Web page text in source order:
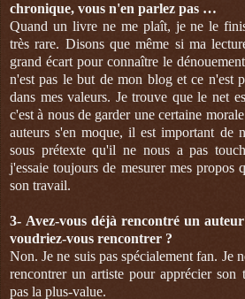
chronique, vous n'en parlez pas …
Quand un livre ne me plaît, je ne le
très rare. Disons que même si ma
grand écart pour connaître le
n'est pas le but de mon blog et ce n'est
dans mes valeurs. Je trouve que le net
c'est à nous de garder une certaine
auteurs s'en moque, il est important de
sous prétexte qu'il ne nous a pas
j'essaie toujours de mesurer mes propos
son travail.
3- Avez-vous déjà rencontré un
voudriez-vous rencontrer ?
Non. Je ne suis pas spécialement fan. Je
rencontrer un artiste pour apprécier
pas la plus-value.